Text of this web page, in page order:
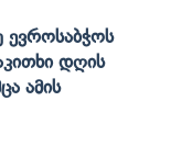
Ევროსაბჭოს
Დღის
Ამის